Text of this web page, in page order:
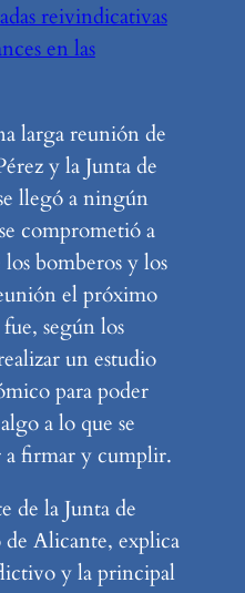
reivindicativas
en las
larga reunión de
y la Junta de
llegó a ningún
comprometió a
bomberos y los
el próximo
según los
un estudio
para poder
a lo que se
firmar y cumplir.
de la Junta de
Alicante, explica
y la principal